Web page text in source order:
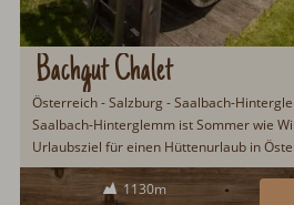
Bachgut Chalet
Österreich - Salzburg - Saalbach-
Saalbach-Hinterglemm ist Sommer wie
Urlaubsziel für einen Hüttenurlaub in
liegt in sonniger Hanglage und hat
Hinterglemm einiges zu bieten:
1130m